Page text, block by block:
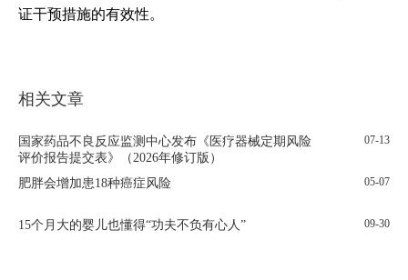
证干预措施的有效性。
相关文章
国家药品不良反应监测中心发布《医疗器械定期风险
评价报告提交表》（2026年修订版）
07-13
肥胖会增加患18种癌症风险 05-07
15个月大的婴儿也懂得“功夫不负有心人” 09-30